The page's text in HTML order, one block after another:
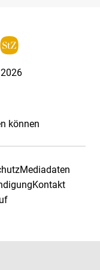
können
Mediadaten
Kontakt